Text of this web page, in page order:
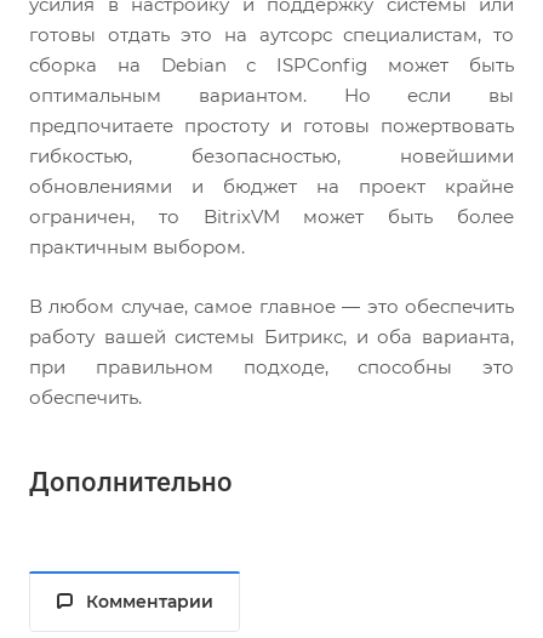
готовы отдать это на аутсорс специалистам, то
сборка на Debian с ISPConfig может быть
оптимальным вариантом. Но если вы
предпочитаете простоту и готовы пожертвовать
гибкостью, безопасностью, новейшими
обновлениями и бюджет на проект крайне
ограничен, то BitrixVM может быть более
практичным выбором.
В любом случае, самое главное — это обеспечить
работу вашей системы Битрикс, и оба варианта,
при правильном подходе, способны это
обеспечить.
Дополнительно
Комментарии